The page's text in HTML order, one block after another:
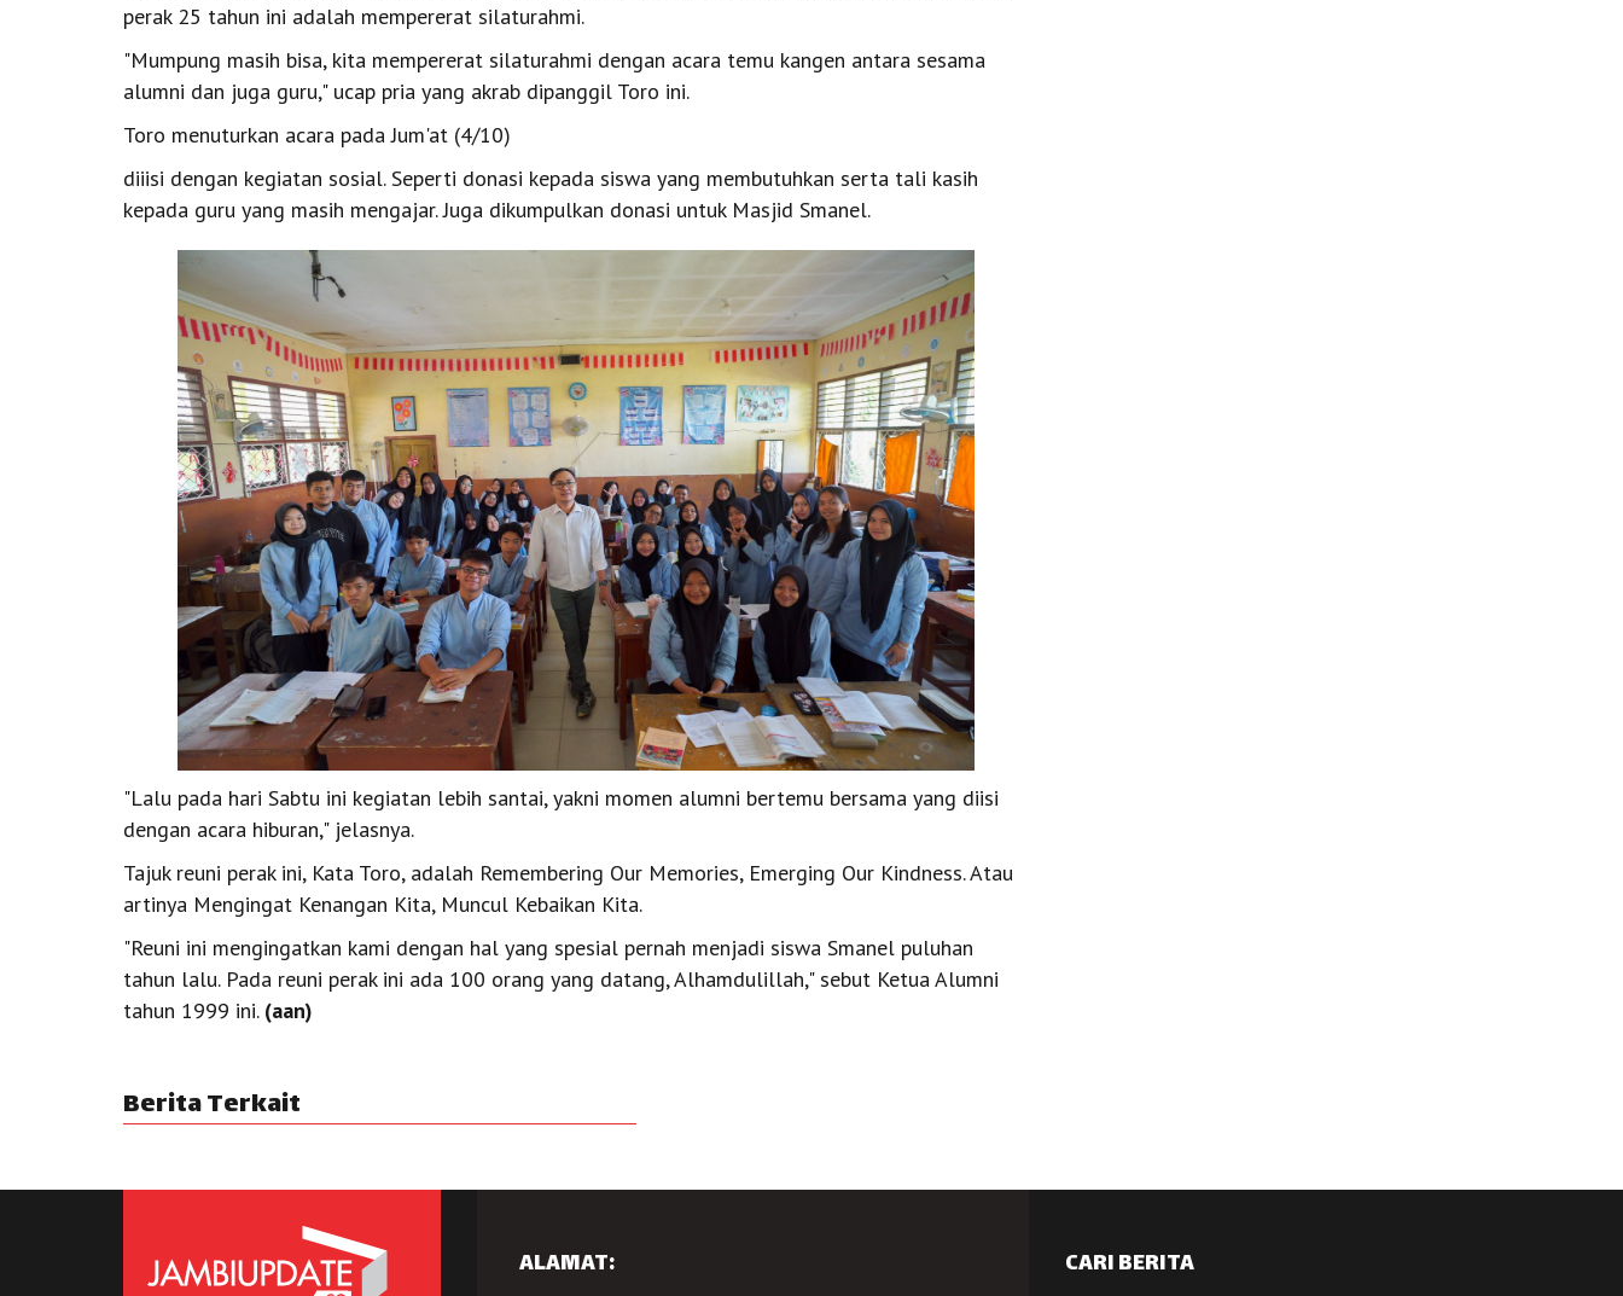
perak 25 tahun ini adalah mempererat silaturahmi.
"Mumpung masih bisa, kita mempererat silaturahmi dengan acara temu kangen antara sesama
alumni dan juga guru," ucap pria yang akrab dipanggil Toro ini.
Toro menuturkan acara pada Jum'at (4/10)
diiisi dengan kegiatan sosial. Seperti donasi kepada siswa yang membutuhkan serta tali kasih
kepada guru yang masih mengajar. Juga dikumpulkan donasi untuk Masjid Smanel.
"Lalu pada hari Sabtu ini kegiatan lebih santai, yakni momen alumni bertemu bersama yang diisi
dengan acara hiburan," jelasnya.
Tajuk reuni perak ini, Kata Toro, adalah Remembering Our Memories, Emerging Our Kindness. Atau
artinya Mengingat Kenangan Kita, Muncul Kebaikan Kita.
"Reuni ini mengingatkan kami dengan hal yang spesial pernah menjadi siswa Smanel puluhan
tahun lalu. Pada reuni perak ini ada 100 orang yang datang, Alhamdulillah," sebut Ketua Alumni
tahun 1999 ini. (aan)
Berita Terkait
ALAMAT: CARI BERITA